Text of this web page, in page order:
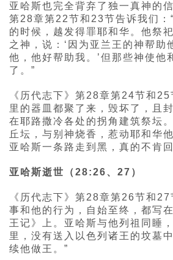
亚哈斯也完全背弃了独一真神的
第28章第22节和23节告诉我们：
的时候，越发得罪耶和华。他祭
之神，说：‘因为亚兰王的神帮助
他，他好帮助我。’但那些神使他
了。”
《历代志下》第28章第24节和25
里的器皿都聚了来，毁坏了，且
在耶路撒冷各处的拐角建筑祭坛
丘坛，与别神烧香，惹动耶和华
亚哈斯一条路走到黑，真的不肯回
亚哈斯逝世（28:26、27）
《历代志下》第28章第26节和27
事和他的行为，自始至终，都写
王记》上。亚哈斯与他列祖同睡
里，没有送入以色列诸王的坟墓
续他做王。”